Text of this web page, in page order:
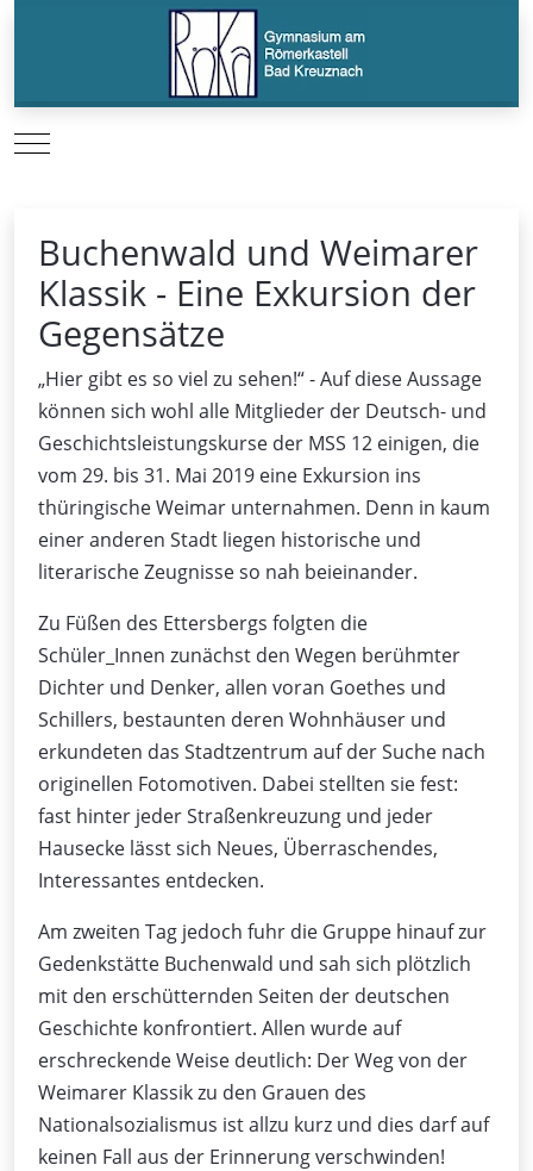
Mobile Menu Toggle
Buchenwald und Weimarer
Klassik - Eine Exkursion der
Gegensätze
„Hier gibt es so viel zu sehen!“ - Auf diese Aussage
können sich wohl alle Mitglieder der Deutsch- und
Geschichtsleistungskurse der MSS 12 einigen, die
vom 29. bis 31. Mai 2019 eine Exkursion ins
thüringische Weimar unternahmen. Denn in kaum
einer anderen Stadt liegen historische und
literarische Zeugnisse so nah beieinander.
Zu Füßen des Ettersbergs folgten die
Schüler_Innen zunächst den Wegen berühmter
Dichter und Denker, allen voran Goethes und
Schillers, bestaunten deren Wohnhäuser und
erkundeten das Stadtzentrum auf der Suche nach
originellen Fotomotiven. Dabei stellten sie fest:
fast hinter jeder Straßenkreuzung und jeder
Hausecke lässt sich Neues, Überraschendes,
Interessantes entdecken.
Am zweiten Tag jedoch fuhr die Gruppe hinauf zur
Gedenkstätte Buchenwald und sah sich plötzlich
mit den erschütternden Seiten der deutschen
Geschichte konfrontiert. Allen wurde auf
erschreckende Weise deutlich: Der Weg von der
Weimarer Klassik zu den Grauen des
Nationalsozialismus ist allzu kurz und dies darf auf
keinen Fall aus der Erinnerung verschwinden!